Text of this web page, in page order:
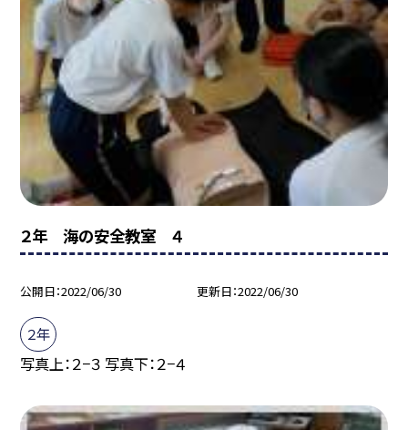
２年 海の安全教室 ４
公開日 2022/06/30 更新日 2022/06/30
２年
写真上：２−３ 写真下：２−４